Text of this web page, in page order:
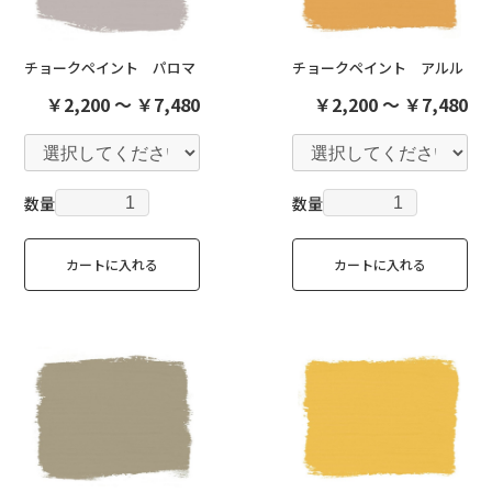
チョークペイント パロマ
￥2,200 ～ ￥7,480
数量
カートに入れる
チョークペイント アルル
￥2,200 ～ ￥7,480
数量
カートに入れる